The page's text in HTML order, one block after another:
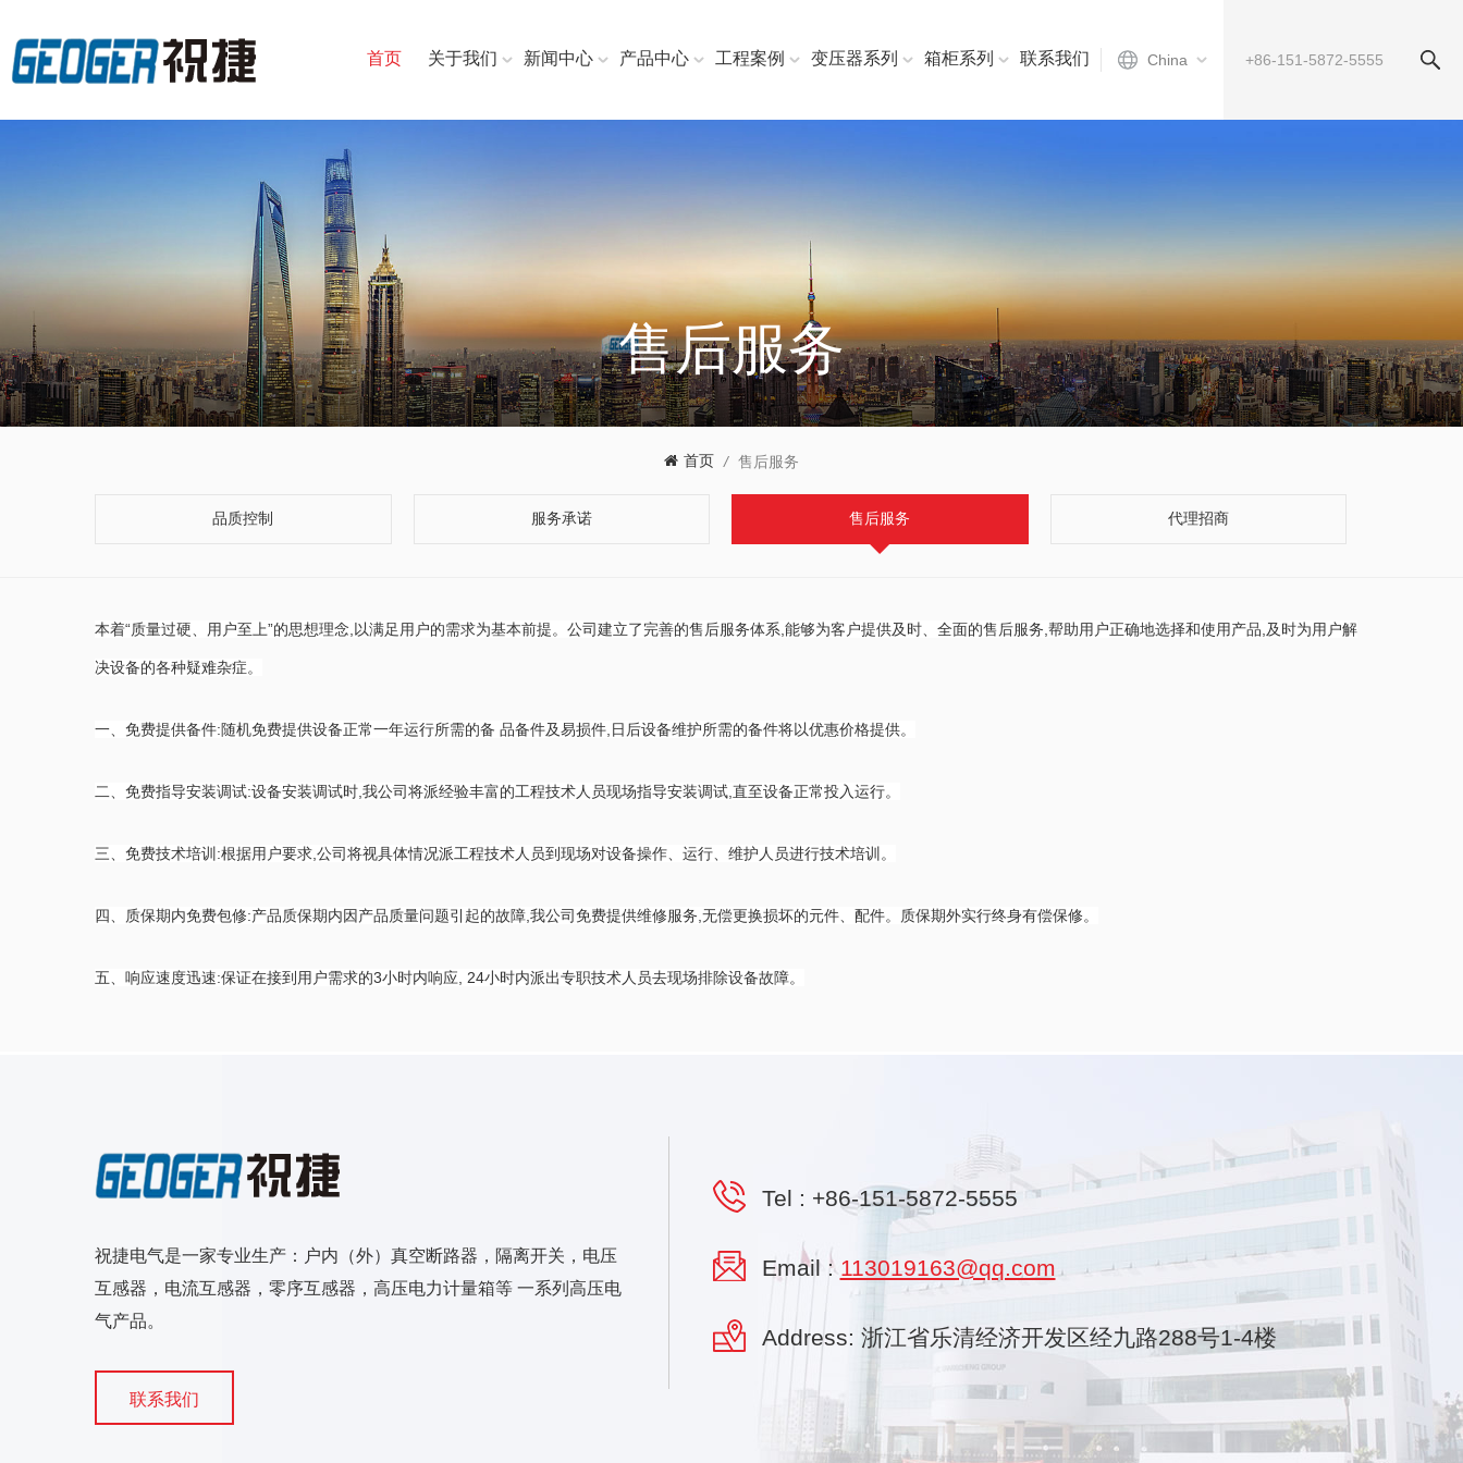
China
首页 关于我们 新闻中心 产品中心 工程案例 变压器系列 箱柜系列 联系我们
售后服务
首页 / 售后服务
品质控制 服务承诺 售后服务 代理招商
本着“质量过硬、用户至上”的思想理念,以满足用户的需求为基本前提。公司建立了完善的售后服务体系,能够为客户提供及时、全面的售后服务,帮助用户正确地选择和使用产品,及时为用户解
决设备的各种疑难杂症。
一、免费提供备件:随机免费提供设备正常一年运行所需的备 品备件及易损件,日后设备维护所需的备件将以优惠价格提供。
二、免费指导安装调试:设备安装调试时,我公司将派经验丰富的工程技术人员现场指导安装调试,直至设备正常投入运行。
三、免费技术培训:根据用户要求,公司将视具体情况派工程技术人员到现场对设备操作、运行、维护人员进行技术培训。
四、质保期内免费包修:产品质保期内因产品质量问题引起的故障,我公司免费提供维修服务,无偿更换损坏的元件、配件。质保期外实行终身有偿保修。
五、响应速度迅速:保证在接到用户需求的3小时内响应, 24小时内派出专职技术人员去现场排除设备故障。
祝捷电气是一家专业生产：户内（外）真空断路器，隔离开关，电压
互感器，电流互感器，零序互感器，高压电力计量箱等 一系列高压电
气产品。
联系我们
Tel : +86-151-5872-5555
Email : 113019163@qq.com
Address: 浙江省乐清经济开发区经九路288号1-4楼